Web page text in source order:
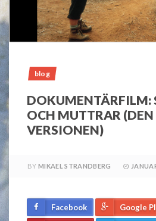
blog
DOKUMENTÄRFILM:
OCH MUTTRAR
VERSIONEN)
BY MIKAEL STRANDBERG
Facebook Google